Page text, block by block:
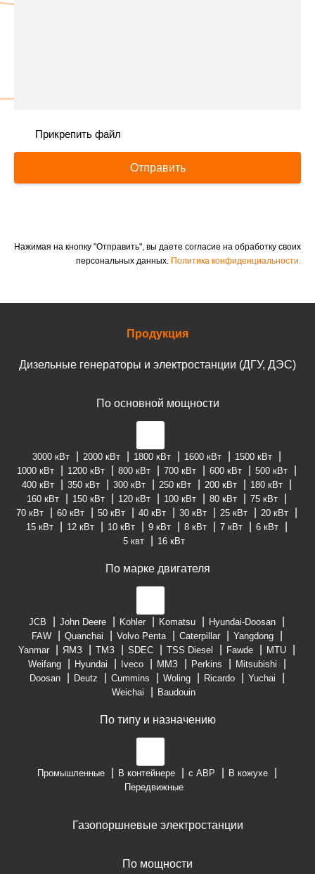
Прикрепить файл
Отправить
Нажимая на кнопку "Отправить", вы даете согласие на обработку своих
персональных данных. Политика конфиденциальности.
Продукция
Дизельные генераторы и электростанции (ДГУ, ДЭС)
По основной мощности
3000 кВт 2000 кВт 1800 кВт 1600 кВт
1500 кВт
1000 кВт
1200 кВт 800 кВт 700 кВт 600 кВт
500 кВт
400 кВт
350 кВт 300 кВт 250 кВт 200 кВт
180 кВт
160 кВт
150 кВт 120 кВт 100 кВт 80 кВт
75 кВт
70 кВт
60 кВт 50 кВт 40 кВт 30 кВт 25 кВт
20 кВт
15 кВт
12 кВт 10 кВт 9 кВт 8 кВт 7 кВт
6 кВт
5 квт
16 кВт
По марке двигателя
JCB John Deere Kohler Komatsu
Hyundai-Doosan
FAW
Quanchai Volvo Penta Caterpillar
Yangdong
Yanmar
ЯМЗ ТМЗ SDEC TSS Diesel Fawde
MTU
Weifang
Hyundai Iveco ММЗ Perkins
Mitsubishi
Doosan
Deutz Cummins Woling Ricardo
Yuchai
Weichai
Baudouin
По типу и назначению
Промышленные В контейнере с АВР
В кожухе
Передвижные
Газопоршневые электростанции
По мощности